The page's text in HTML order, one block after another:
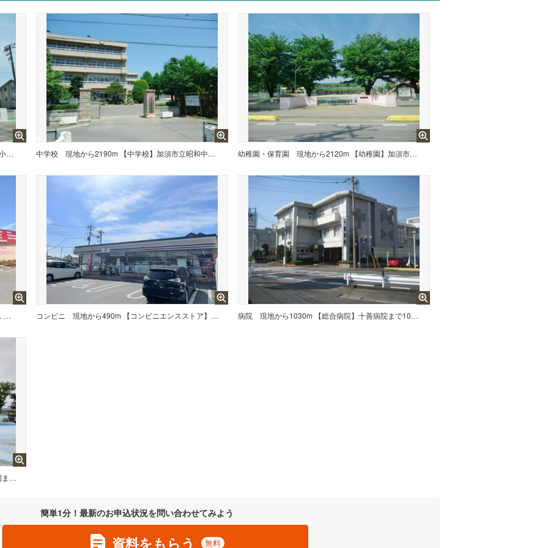
現地から2020m 【小学校】加須市立三俣小学校まで2020m 中学校 現地から2190m 【中学校】加須市立昭和中学校まで2190m 幼稚園・保育園 現地から2120m 【幼稚園】加須市立三俣幼稚園まで2120m
現地から570m 【スーパー】ロヂャース 加須店まで570m コンビニ 現地から490m 【コンビニエンスストア】セブンイレブン 加須市役所前店まで490m 病院 現地から1030m 【総合病院】十善病院まで1030m
現地から800m 【スポーツ施設】加須市民運動公園まで800m
簡単1分！最新のお申込状況を問い合わせてみよう
資料をもらう 無料